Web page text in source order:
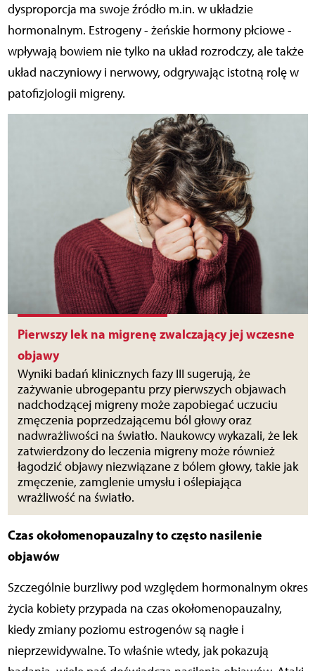
dysproporcja ma swoje źródło m.in. w układzie
hormonalnym. Estrogeny - żeńskie hormony płciowe -
wpływają bowiem nie tylko na układ rozrodczy, ale także
układ naczyniowy i nerwowy, odgrywając istotną rolę w
patofizjologii migreny.
Pierwszy lek na migrenę zwalczający jej wczesne
objawy
Wyniki badań klinicznych fazy III sugerują, że
zażywanie ubrogepantu przy pierwszych objawach
nadchodzącej migreny może zapobiegać uczuciu
zmęczenia poprzedzającemu ból głowy oraz
nadwrażliwości na światło. Naukowcy wykazali, że lek
zatwierdzony do leczenia migreny może również
łagodzić objawy niezwiązane z bólem głowy, takie jak
zmęczenie, zamglenie umysłu i oślepiająca
wrażliwość na światło.
Czas okołomenopauzalny to często nasilenie
objawów
Szczególnie burzliwy pod względem hormonalnym okres
życia kobiety przypada na czas okołomenopauzalny,
kiedy zmiany poziomu estrogenów są nagłe i
nieprzewidywalne. To właśnie wtedy, jak pokazują